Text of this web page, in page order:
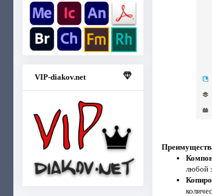
VIP-diakov.net
любой